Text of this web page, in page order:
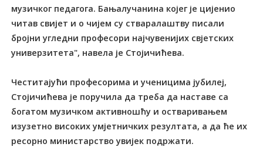
музичког педагога. Бањалучанина којег је цијенио
читав свијет и о чијем су стваралаштву писали
бројни угледни професори најчувенијих свјетских
универзитета", навела је Стојичићева.
Честитајући професорима и ученицима јубилеј,
Стојичићева је поручила да треба да наставе са
богатом музичком активношћу и остваривањем
изузетно високих умјетничких резултата, а да ће их
ресорно министарство увијек подржати.